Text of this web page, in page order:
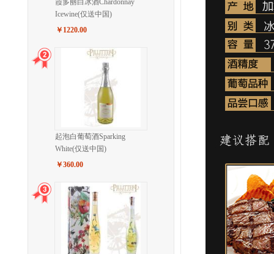
霞多丽白冰酒Chardonnay
Icewine(仅送中国)
￥1220.00
起泡白葡萄酒Sparking
White(仅送中国)
￥360.00